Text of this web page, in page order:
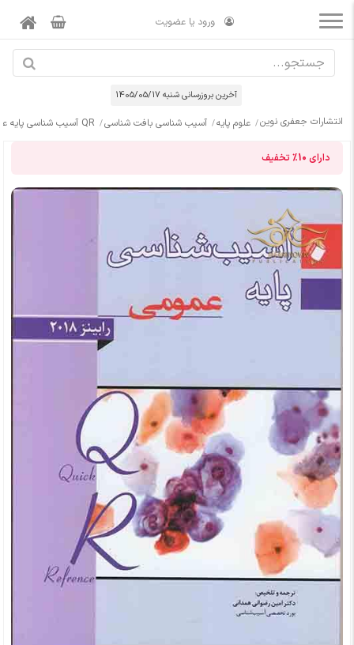
ورود یا عضویت
آخرین بروزرسانی شنبه 1405/05/17
انتشارات جعفری نوین علوم پایه آسیب شناسی بافت شناسی QR آسیب شناسی پایه عمومی رابینز 2018
دارای 10% تخفیف